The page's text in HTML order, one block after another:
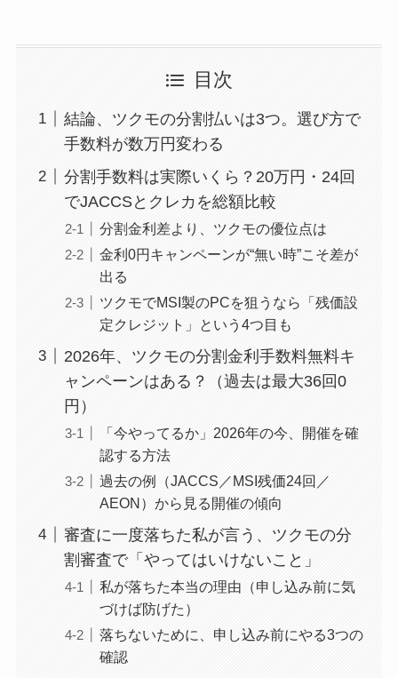
目次
結論、ツクモの分割払いは3つ。選び方で
手数料が数万円変わる
分割手数料は実際いくら？20万円・24回
でJACCSとクレカを総額比較
分割金利差より、ツクモの優位点は
金利0円キャンペーンが“無い時”こそ差が
出る
ツクモでMSI製のPCを狙うなら「残価設
定クレジット」という4つ目も
2026年、ツクモの分割金利手数料無料キ
ャンペーンはある？（過去は最大36回0
円）
「今やってるか」2026年の今、開催を確
認する方法
過去の例（JACCS／MSI残価24回／
AEON）から見る開催の傾向
審査に一度落ちた私が言う、ツクモの分
割審査で「やってはいけないこと」
私が落ちた本当の理由（申し込み前に気
づけば防げた）
落ちないために、申し込み前にやる3つの
確認